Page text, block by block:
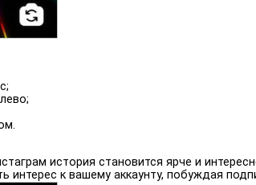
история становится ярче и
к вашему аккаунту, побуждая